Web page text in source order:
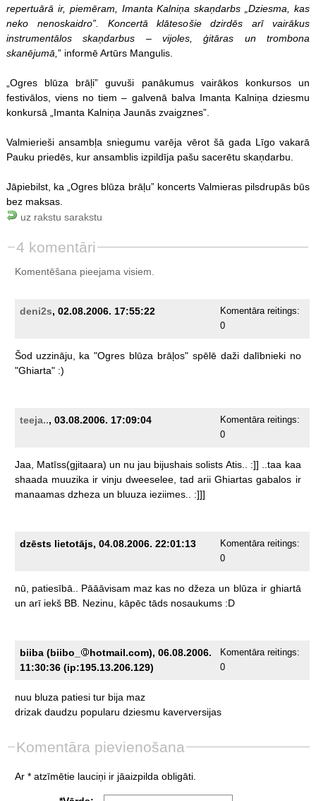
repertuārā ir, piemēram, Imanta Kalniņa skaņdarbs „Dziesma, kas
neko nenoskaidro”. Koncertā klātesošie dzirdēs arī vairākus
instrumentālos skaņdarbus – vijoles, ģitāras un trombona
skanējumā, ” informē Artūrs Mangulis.
„Ogres blūza brāļi” guvuši panākumus vairākos konkursos un
festivālos, viens no tiem – galvenā balva Imanta Kalniņa dziesmu
konkursā „Imanta Kalniņa Jaunās zvaigznes”.
Valmierieši ansambļa sniegumu varēja vērot šā gada Līgo vakarā
Pauku priedēs, kur ansamblis izpildīja pašu sacerētu skaņdarbu.
Jāpiebilst, ka „Ogres blūza brāļu” koncerts Valmieras pilsdrupās būs
bez maksas.
uz rakstu sarakstu
4 komentāri
Komentēšana pieejama visiem.
deni2s, 02.08.2006. 17:55:22
Komentāra reitings:
0
Šod uzzināju, ka "Ogres blūza brāļos" spēlē daži dalībnieki no
"Ghiarta" :)
teeja.., 03.08.2006. 17:09:04
Komentāra reitings:
0
Jaa, Matīss(gjitaara) un nu jau bijushais solists Atis.. :]] ..taa kaa
shaada muuzika ir vinju dweeselee, tad arii Ghiartas gabalos ir
manaamas dzheza un bluuza ieziimes.. :]]]
dzēsts lietotājs, 04.08.2006. 22:01:13
Komentāra reitings:
0
nū, patiesībā.. Pāāāvisam maz kas no džeza un blūza ir ghiartā
un arī iekš BB. Nezinu, kāpēc tāds nosaukums :D
biiba (biibo_
hotmail.com), 06.08.2006.
11:30:36 (ip:195.13.206.129)
Komentāra reitings:
0
nuu bluza patiesi tur bija maz
drizak daudzu popularu dziesmu kaverversijas
Komentāra pievienošana
Ar * atzīmētie lauciņi ir jāaizpilda obligāti.